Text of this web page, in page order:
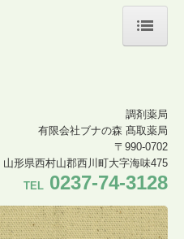
調剤薬局
有限会社ブナの森 髙取薬局
〒990-0702
山形県西村山郡西川町大字海味475
TEL 0237-74-3128